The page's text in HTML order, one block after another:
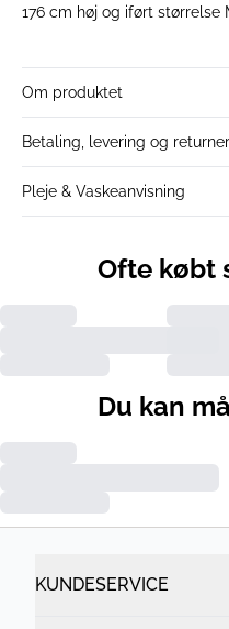
176 cm høj og iført størrelse
Om produktet
Betaling, levering og
Pleje & Vaskeanvisning
Ofte købt
Du kan
KUNDESERVICE